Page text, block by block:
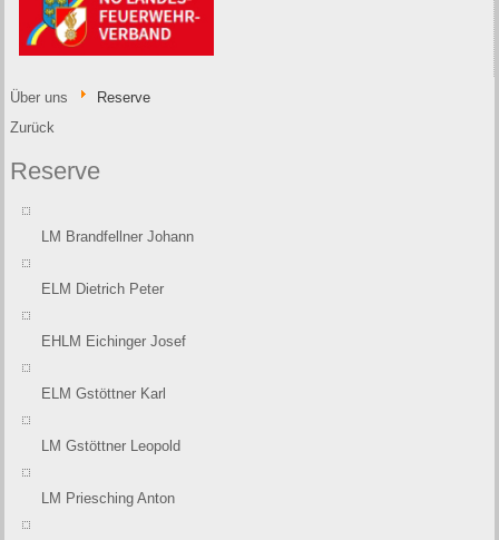
Über uns
Reserve
Zurück
Reserve
LM Brandfellner Johann
ELM Dietrich Peter
EHLM Eichinger Josef
ELM Gstöttner Karl
LM Gstöttner Leopold
LM Priesching Anton